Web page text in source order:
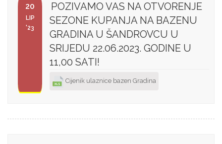
20
LIP
'23
POZIVAMO VAS NA OTVORENJE
SEZONE KUPANJA NA BAZENU
GRADINA U ŠANDROVCU U
SRIJEDU 22.06.2023. GODINE U
11,00 SATI!
Cijenik ulaznice bazen Gradina